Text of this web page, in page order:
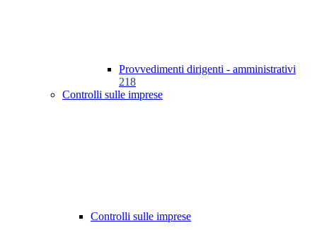
Provvedimenti dirigenti - amministrativi
218
Controlli sulle imprese
Controlli sulle imprese